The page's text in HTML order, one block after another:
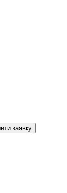
заявку